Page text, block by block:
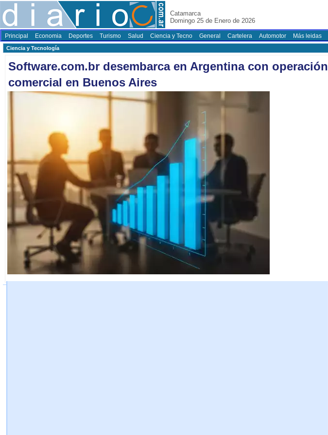
Catamarca
Domingo 25 de Enero de 2026
Principal Economia Deportes Turismo Salud Ciencia y Tecno General Cartelera Automotor Más leidas
Ciencia y Tecnología
Software.com.br desembarca en Argentina con operación
comercial en Buenos Aires